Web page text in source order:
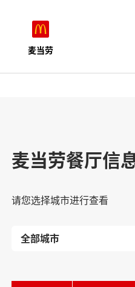
麦当劳
麦当劳餐厅信
请您选择城市进行查看